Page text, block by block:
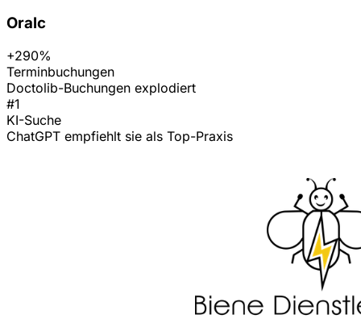
Oralc
+290%
Terminbuchungen
Doctolib-Buchungen explodiert
#1
KI-Suche
ChatGPT empfiehlt sie als Top-Praxis